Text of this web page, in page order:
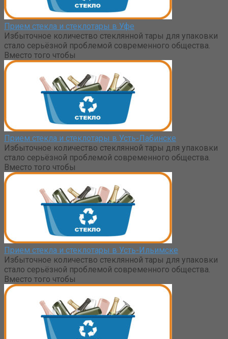
Прием стекла и стеклотары в Уфе
Избыточное количество стеклянной тары для упаковки
стало серьёзной проблемой современного общества.
Вместо того чтобы
Прием стекла и стеклотары в Усть-Лабинске
Избыточное количество стеклянной тары для упаковки
стало серьёзной проблемой современного общества.
Вместо того чтобы
Прием стекла и стеклотары в Усть-Ильимске
Избыточное количество стеклянной тары для упаковки
стало серьёзной проблемой современного общества.
Вместо того чтобы